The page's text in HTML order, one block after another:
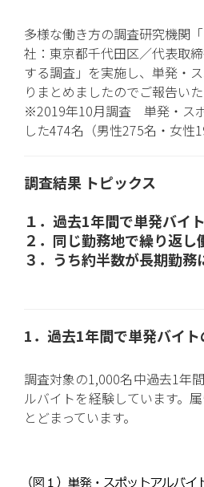
多様な働き方の調査研究機関
社：東京都千代田区／代表取
する調査」を実施し、単発・
りまとめましたのでご報告いた
※2019年10月調査 単発・ス
した474名（男性275名・女性
調査結果 トピックス
１．過去1年間で単発バイ
２．同じ勤務地で繰り返し
３．うち約半数が長期勤
1．過去1年間で単発バイ
調査対象の1,000名中過去1年
ルバイトを経験しています。
とどまっています。